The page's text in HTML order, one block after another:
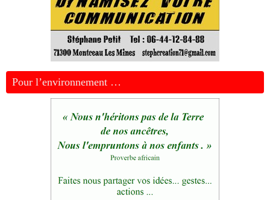
Pour l’environnement …